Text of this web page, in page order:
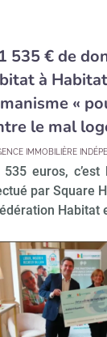
535 € de
à
«
le mal
IMMOBILIÈRE
535 euros,
par Square
Habitat